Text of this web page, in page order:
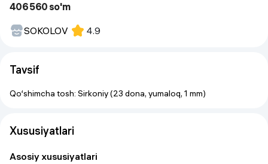
406 560 so'm
SOKOLOV
4.9
Tavsif
Qo‘shimcha tosh: Sirkoniy (23 dona, yumaloq, 1 mm)
Xususiyatlari
Asosiy xususiyatlari